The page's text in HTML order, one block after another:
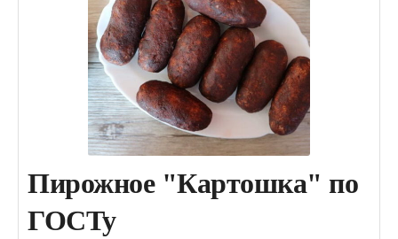
Пирожное "Картошка" по
ГОСТу